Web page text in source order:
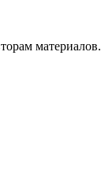
материалов.